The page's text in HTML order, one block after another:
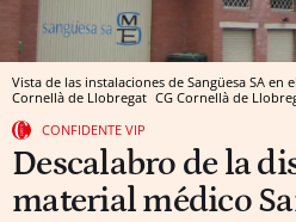
Vista de las instalaciones de Sangüesa SA
Cornellà de Llobregat CG Cornellà de
CONFIDENTE VIP
Descalabro de la
material médico